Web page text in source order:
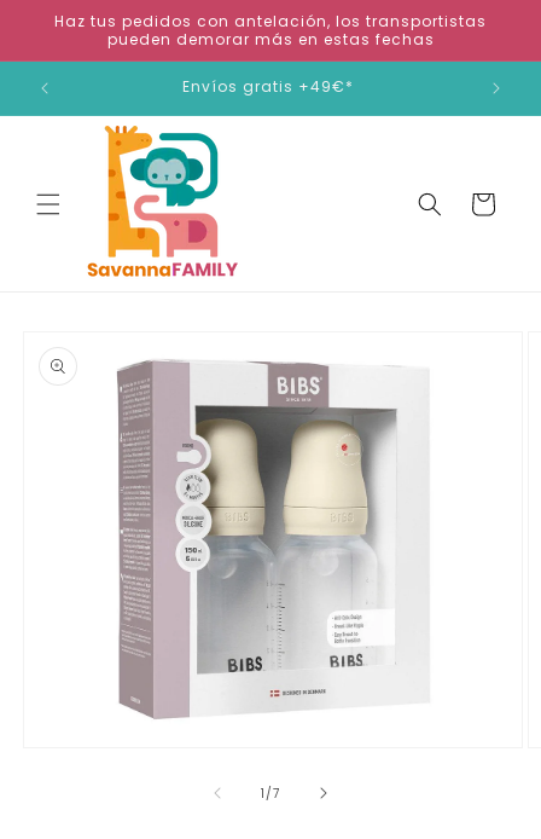
directamente
al contenido
Haz tus pedidos con antelación, los transportistas
pueden demorar más en estas fechas
Envíos gratis +49€*
Carrito
información
del producto
1 /de
7